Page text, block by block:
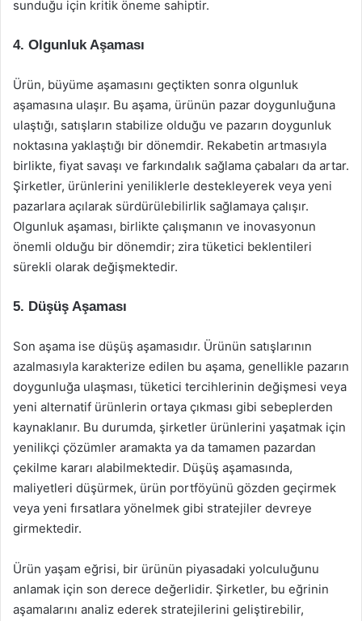
sunduğu için kritik öneme sahiptir.
4. Olgunluk Aşaması
Ürün, büyüme aşamasını geçtikten sonra olgunluk
aşamasına ulaşır. Bu aşama, ürünün pazar doygunluğuna
ulaştığı, satışların stabilize olduğu ve pazarın doygunluk
noktasına yaklaştığı bir dönemdir. Rekabetin artmasıyla
birlikte, fiyat savaşı ve farkındalık sağlama çabaları da artar.
Şirketler, ürünlerini yeniliklerle destekleyerek veya yeni
pazarlara açılarak sürdürülebilirlik sağlamaya çalışır.
Olgunluk aşaması, birlikte çalışmanın ve inovasyonun
önemli olduğu bir dönemdir; zira tüketici beklentileri
sürekli olarak değişmektedir.
5. Düşüş Aşaması
Son aşama ise düşüş aşamasıdır. Ürünün satışlarının
azalmasıyla karakterize edilen bu aşama, genellikle pazarın
doygunluğa ulaşması, tüketici tercihlerinin değişmesi veya
yeni alternatif ürünlerin ortaya çıkması gibi sebeplerden
kaynaklanır. Bu durumda, şirketler ürünlerini yaşatmak için
yenilikçi çözümler aramakta ya da tamamen pazardan
çekilme kararı alabilmektedir. Düşüş aşamasında,
maliyetleri düşürmek, ürün portföyünü gözden geçirmek
veya yeni fırsatlara yönelmek gibi stratejiler devreye
girmektedir.
Ürün yaşam eğrisi, bir ürünün piyasadaki yolculuğunu
anlamak için son derece değerlidir. Şirketler, bu eğrinin
aşamalarını analiz ederek stratejilerini geliştirebilir,